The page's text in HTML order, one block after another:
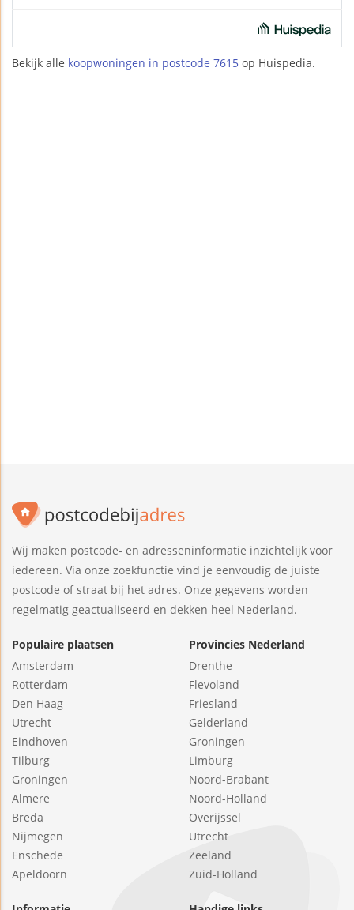
Bekijk alle koopwoningen in postcode 7615 op Huispedia.
Wij maken postcode- en adresseninformatie inzichtelijk voor
iedereen. Via onze zoekfunctie vind je eenvoudig de juiste
postcode of straat bij het adres. Onze gegevens worden
regelmatig geactualiseerd en dekken heel Nederland.
Populaire plaatsen
Amsterdam
Rotterdam
Den Haag
Utrecht
Eindhoven
Tilburg
Groningen
Almere
Breda
Nijmegen
Enschede
Apeldoorn
Provincies Nederland
Drenthe
Flevoland
Friesland
Gelderland
Groningen
Limburg
Noord-Brabant
Noord-Holland
Overijssel
Utrecht
Zeeland
Zuid-Holland